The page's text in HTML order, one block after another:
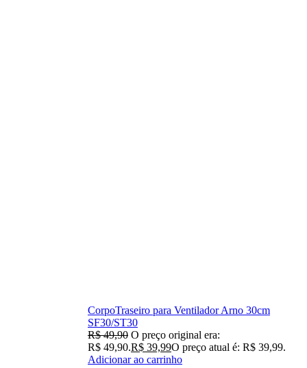
CorpoTraseiro para Ventilador Arno 30cm
SF30/ST30
R$49,90 O preço original era:
R$ 49,90.R$ 39,99O preço atual é: R$ 39,99.
Adicionar ao carrinho